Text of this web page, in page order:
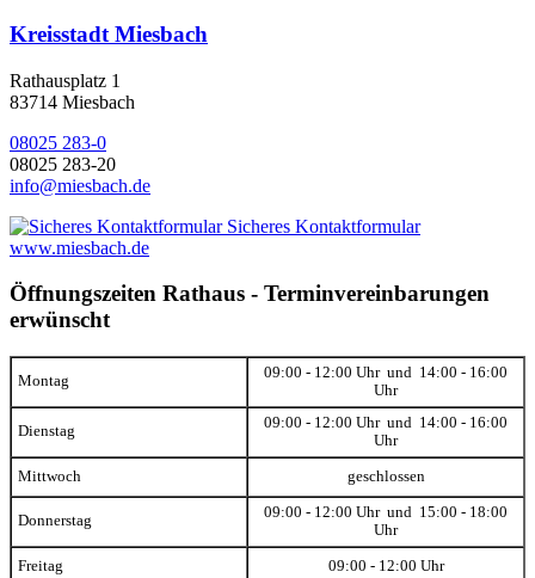
Kreisstadt Miesbach
Rathausplatz 1
83714 Miesbach
08025 283-0
08025 283-20
info@miesbach.de
Sicheres Kontaktformular
www.miesbach.de
Öffnungszeiten Rathaus - Terminvereinbarungen
erwünscht
Montag
09:00 - 12:00 Uhr und 14:00 - 16:00
Uhr
Dienstag
09:00 - 12:00 Uhr und 14:00 - 16:00
Uhr
Mittwoch geschlossen
Donnerstag
09:00 - 12:00 Uhr und 15:00 - 18:00
Uhr
Freitag 09:00 - 12:00 Uhr